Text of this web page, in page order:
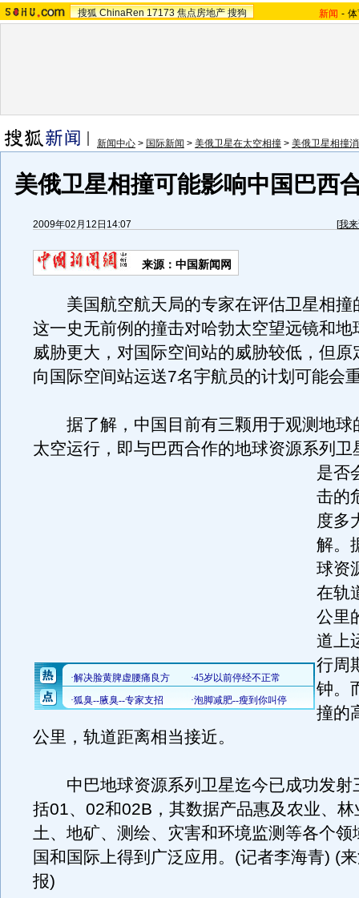
搜狐 ChinaRen 17173 焦点房地产 搜狗 新闻 -
新闻中心 > 国际新闻 > 美俄卫星在太空相撞 > 美俄卫星相撞
美俄卫星相撞可能影响中国巴西
2009年02月12日14:07 [我
来源：中国新闻网
美国航空航天局的专家在评估卫星相撞
这一史无前例的撞击对哈勃太空望远镜和地
威胁更大，对国际空间站的威胁较低，但原
向国际空间站运送7名宇航员的计划可能会
据了解，中国目前有三颗用于观测地球
太空运行，即与巴西合作的地球资源系列卫
是否
击的
度多
解。
球资
在轨
公里
道上
行周
钟。
撞的
公里，轨道距离相当接近。
中巴地球资源系列卫星迄今已成功发射
括01、02和02B，其数据产品惠及农业、
土、地矿、测绘、灾害和环境监测等各个领
国和国际上得到广泛应用。(记者李海青) (
报)